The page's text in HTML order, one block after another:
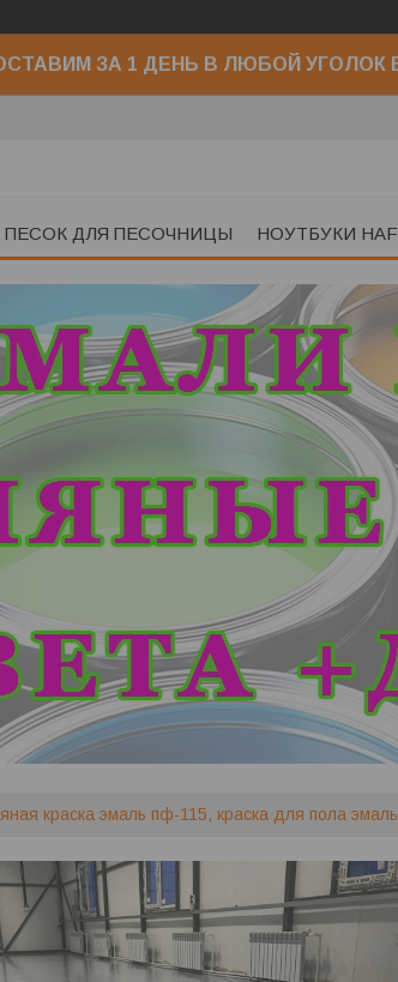
ЗА 1 ДЕНЬ В ЛЮБОЙ УГОЛОК
ПЕСОК ДЛЯ ПЕСОЧНИЦЫ НОУТБУКИ
краска эмаль пф-115, краска для пола